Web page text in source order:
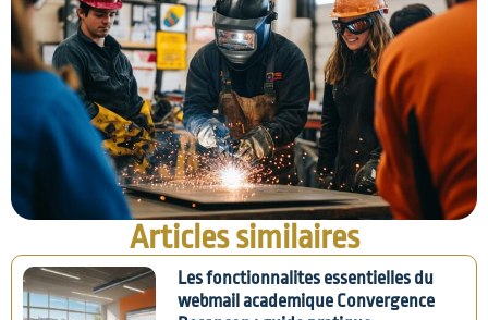
Articles similaires
Les fonctionnalites essentielles du
webmail academique Convergence